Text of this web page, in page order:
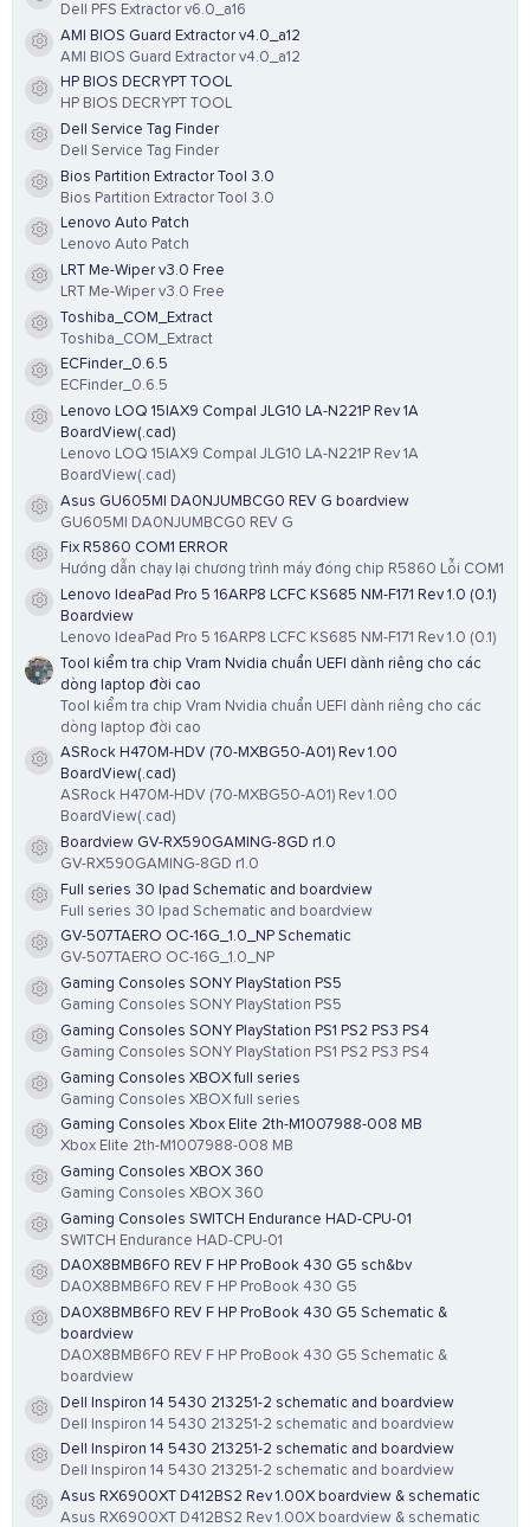
Resource icon
Dell PFS Extractor v6.0_a16
Resource icon
AMI BIOS Guard Extractor v4.0_a12
AMI BIOS Guard Extractor v4.0_a12
Resource icon
HP BIOS DECRYPT TOOL
HP BIOS DECRYPT TOOL
Resource icon
Dell Service Tag Finder
Dell Service Tag Finder
Resource icon
Bios Partition Extractor Tool 3.0
Bios Partition Extractor Tool 3.0
Resource icon
Lenovo Auto Patch
Lenovo Auto Patch
Resource icon
LRT Me-Wiper v3.0 Free
LRT Me-Wiper v3.0 Free
Resource icon
Toshiba_COM_Extract
Toshiba_COM_Extract
Resource icon
ECFinder_0.6.5
ECFinder_0.6.5
Resource icon
Lenovo LOQ 15IAX9 Compal JLG10 LA-N221P Rev 1A
BoardView(.cad)
Lenovo LOQ 15IAX9 Compal JLG10 LA-N221P Rev 1A
BoardView(.cad)
Resource icon
Asus GU605MI DA0NJUMBCG0 REV G boardview
GU605MI DA0NJUMBCG0 REV G
Resource icon
Fix R5860 COM1 ERROR
Hướng dẫn chạy lại chương trình máy đóng chip R5860 Lỗi COM1
Resource icon
Lenovo IdeaPad Pro 5 16ARP8 LCFC KS685 NM-F171 Rev 1.0 (0.1)
Boardview
Lenovo IdeaPad Pro 5 16ARP8 LCFC KS685 NM-F171 Rev 1.0 (0.1)
Tool kiểm tra chip Vram Nvidia chuẩn UEFI dành riêng cho các
dòng laptop đời cao
Tool kiểm tra chip Vram Nvidia chuẩn UEFI dành riêng cho các
dòng laptop đời cao
Resource icon
ASRock H470M-HDV (70-MXBG50-A01) Rev 1.00
BoardView(.cad)
ASRock H470M-HDV (70-MXBG50-A01) Rev 1.00
BoardView(.cad)
Resource icon
Boardview GV-RX590GAMING-8GD r1.0
GV-RX590GAMING-8GD r1.0
Resource icon
Full series 30 Ipad Schematic and boardview
Full series 30 Ipad Schematic and boardview
Resource icon
GV-507TAERO OC-16G_1.0_NP Schematic
GV-507TAERO OC-16G_1.0_NP
Resource icon
Gaming Consoles SONY PlayStation PS5
Gaming Consoles SONY PlayStation PS5
Resource icon
Gaming Consoles SONY PlayStation PS1 PS2 PS3 PS4
Gaming Consoles SONY PlayStation PS1 PS2 PS3 PS4
Resource icon
Gaming Consoles XBOX full series
Gaming Consoles XBOX full series
Resource icon
Gaming Consoles Xbox Elite 2th-M1007988-008 MB
Xbox Elite 2th-M1007988-008 MB
Resource icon
Gaming Consoles XBOX 360
Gaming Consoles XBOX 360
Resource icon
Gaming Consoles SWITCH Endurance HAD-CPU-01
SWITCH Endurance HAD-CPU-01
Resource icon
DA0X8BMB6F0 REV F HP ProBook 430 G5 sch&bv
DA0X8BMB6F0 REV F HP ProBook 430 G5
Resource icon
DA0X8BMB6F0 REV F HP ProBook 430 G5 Schematic &
boardview
DA0X8BMB6F0 REV F HP ProBook 430 G5 Schematic &
boardview
Resource icon
Dell Inspiron 14 5430 213251-2 schematic and boardview
Dell Inspiron 14 5430 213251-2 schematic and boardview
Resource icon
Dell Inspiron 14 5430 213251-2 schematic and boardview
Dell Inspiron 14 5430 213251-2 schematic and boardview
Resource icon
Asus RX6900XT D412BS2 Rev 1.00X boardview & schematic
Asus RX6900XT D412BS2 Rev 1.00X boardview & schematic